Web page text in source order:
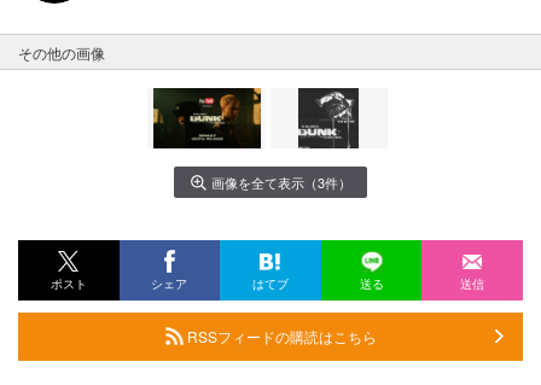
その他の画像
画像を全て表示（3件）
ポスト シェア はてブ 送る 送信
RSSフィードの購読はこちら